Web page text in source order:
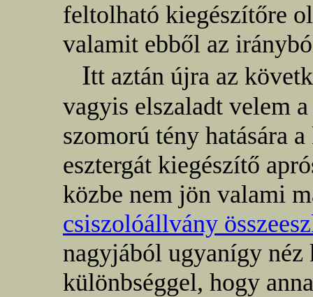
feltolható kiegészítőre
valamit ebből az
Itt aztán újra az
vagyis elszaladt velem
szomorú tény hatására
esztergát kiegészítő
közbe nem jön valami
csiszolóállvány
nagyjából ugyanígy
különbséggel, hogy